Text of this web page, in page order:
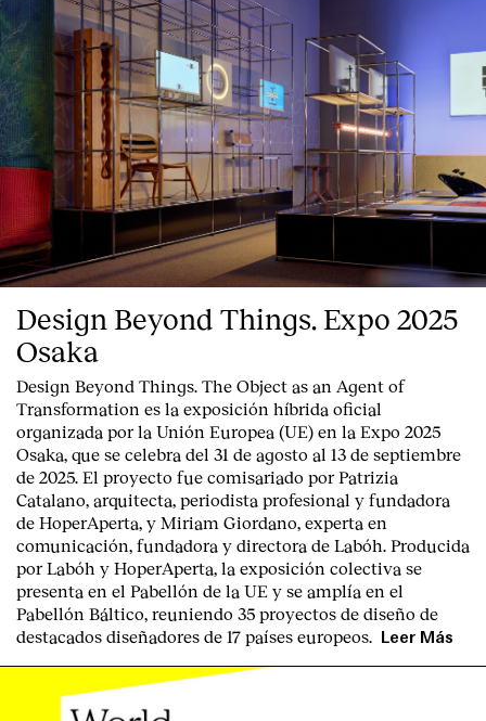
Design Beyond Things. Expo 2025
Osaka
Design Beyond Things. The Object as an Agent of
Transformation es la exposición híbrida oficial
organizada por la Unión Europea (UE) en la Expo 2025
Osaka, que se celebra del 31 de agosto al 13 de septiembre
de 2025. El proyecto fue comisariado porPatrizia
Catalano, arquitecta, periodista profesional y fundadora
de HoperAperta, y Miriam Giordano, experta en
comunicación, fundadora y directora de Labóh. Producida
porLabóh y HoperAperta, la exposición colectiva se
presenta en el Pabellón de la UE y se amplía en el
Pabellón Báltico, reuniendo 35 proyectos de diseño de
destacados diseñadores de 17 países europeos. Leer Más